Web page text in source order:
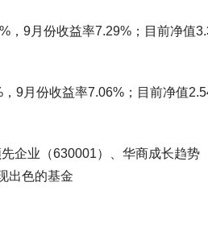
，9月份收益率7.29%；目前净值
9月份收益率7.06%；目前净值
企业（630001）、华商成长趋势
出色的基金